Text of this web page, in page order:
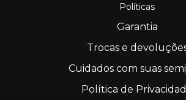
Políticas
Garantia
Trocas e
Cuidados com suas
Política de